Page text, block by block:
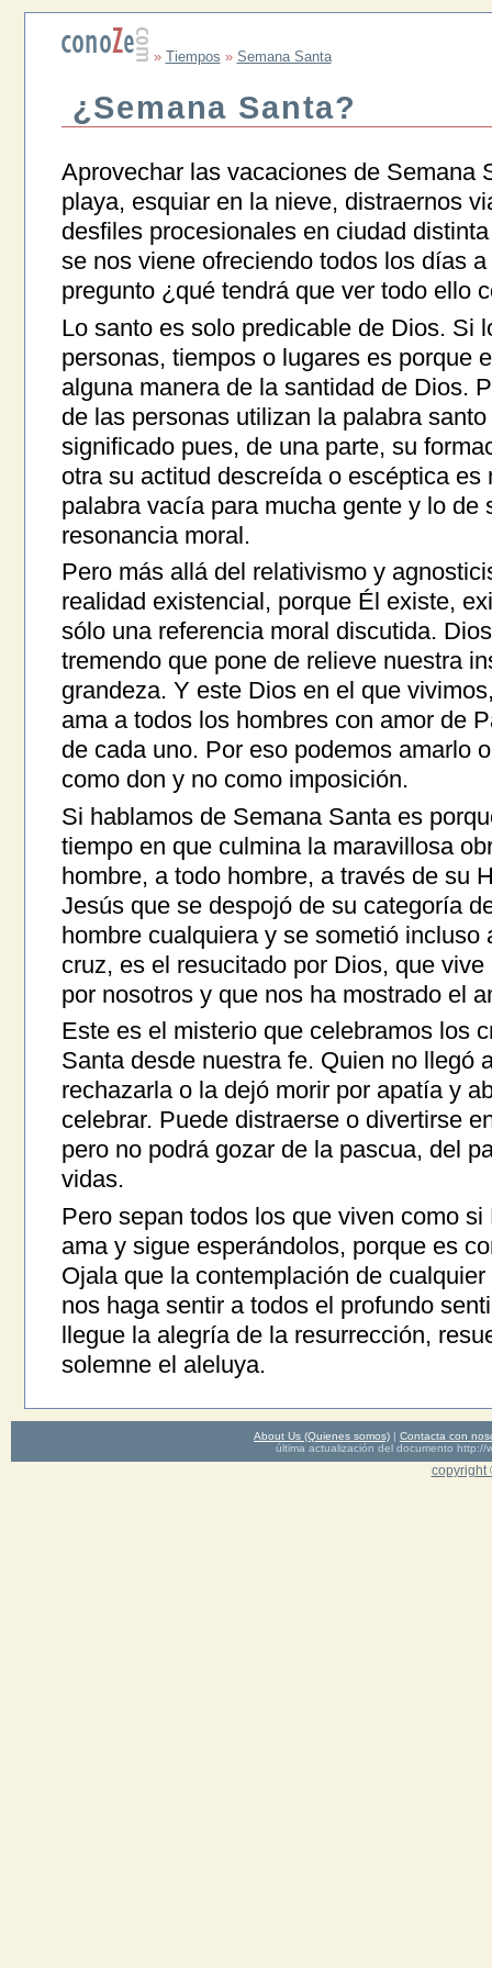
» Tiempos » Semana Santa
¿Semana Santa?
Aprovechar las vacaciones de Semana
playa, esquiar en la nieve, distraernos
desfiles procesionales en ciudad
se nos viene ofreciendo todos los días
pregunto ¿qué tendrá que ver todo ello
Lo santo es solo predicable de Dios. Si
personas, tiempos o lugares es porque
alguna manera de la santidad de Dios.
de las personas utilizan la palabra
significado pues, de una parte, su
otra su actitud descreída o escéptica es
palabra vacía para mucha gente y lo de
resonancia moral.
Pero más allá del relativismo y
realidad existencial, porque Él existe,
sólo una referencia moral discutida.
tremendo que pone de relieve nuestra
grandeza. Y este Dios en el que
ama a todos los hombres con amor de
de cada uno. Por eso podemos amarlo
como don y no como imposición.
Si hablamos de Semana Santa es
tiempo en que culmina la maravillosa
hombre, a todo hombre, a través de su
Jesús que se despojó de su categoría
hombre cualquiera y se sometió incluso
cruz, es el resucitado por Dios, que
por nosotros y que nos ha mostrado el
Este es el misterio que celebramos los
Santa desde nuestra fe. Quien no llegó
rechazarla o la dejó morir por apatía y
celebrar. Puede distraerse o divertirse
pero no podrá gozar de la pascua, del
vidas.
Pero sepan todos los que viven como
ama y sigue esperándolos, porque es
Ojala que la contemplación de
nos haga sentir a todos el profundo
llegue la alegría de la resurrección,
solemne el aleluya.
About Us (Quienes somos) | Contacta con
última actualización del documento http://
copyright